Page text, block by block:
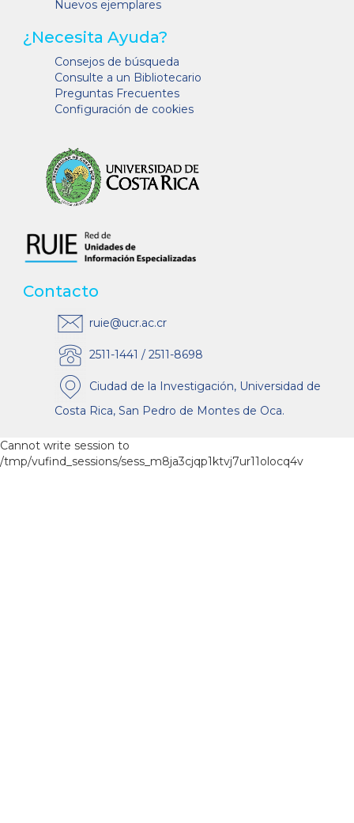
Nuevos ejemplares
¿Necesita Ayuda?
Consejos de búsqueda
Consulte a un Bibliotecario
Preguntas Frecuentes
Configuración de cookies
Contacto
ruie@ucr.ac.cr
2511-1441 / 2511-8698
Ciudad de la Investigación, Universidad de
Costa Rica, San Pedro de Montes de Oca.
Cannot write session to
/tmp/vufind_sessions/sess_m8ja3cjqp1ktvj7ur11olocq4v